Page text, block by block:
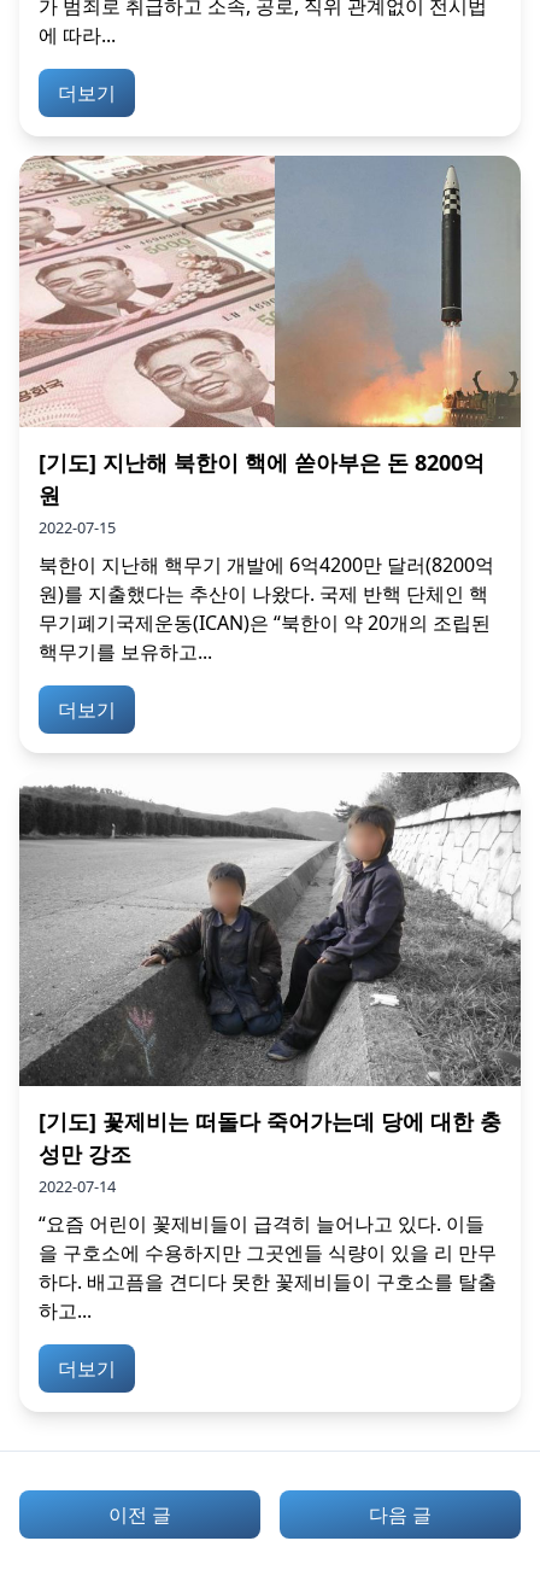
가 범죄로 취급하고 소속, 공로, 직위 관계없이 전시법
에 따라...
더보기
[기도] 지난해 북한이 핵에 쏟아부은 돈 8200억
원
2022-07-15
북한이 지난해 핵무기 개발에 6억4200만 달러(8200억
원)를 지출했다는 추산이 나왔다. 국제 반핵 단체인 핵
무기폐기국제운동(ICAN)은 “북한이 약 20개의 조립된
핵무기를 보유하고...
더보기
[기도] 꽃제비는 떠돌다 죽어가는데 당에 대한 충
성만 강조
2022-07-14
“요즘 어린이 꽃제비들이 급격히 늘어나고 있다. 이들
을 구호소에 수용하지만 그곳엔들 식량이 있을 리 만무
하다. 배고픔을 견디다 못한 꽃제비들이 구호소를 탈출
하고...
더보기
이전 글 다음 글